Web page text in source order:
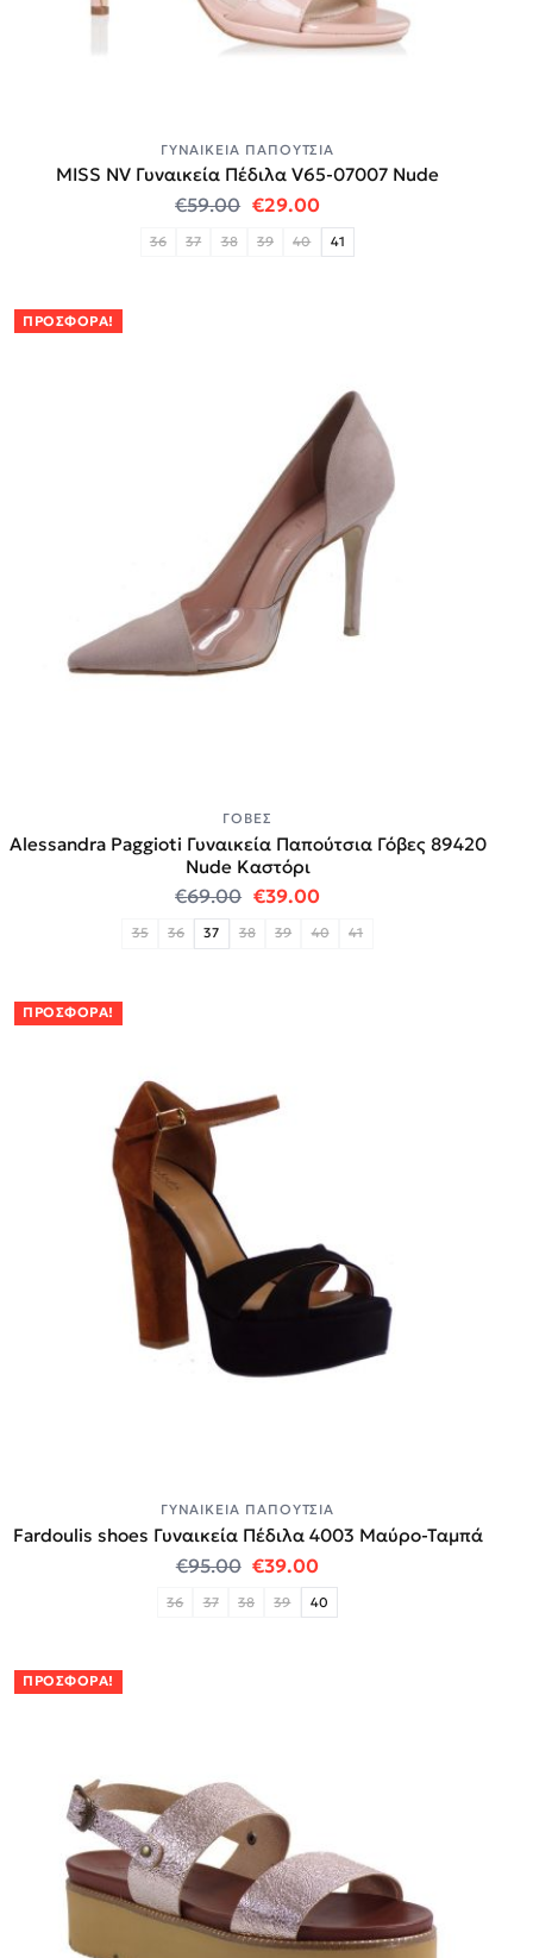
ΓΥΝΑΙΚΕΊΑ ΠΑΠΟΎΤΣΙΑ
MISS NV Γυναικεία Πέδιλα V65-07007 Nude
€59.00 Original price was: €59.00.
€29.00Η τρέχουσα τιμή
36 37 38 39 40 41
ΠΡΟΣΦΟΡΆ!
ΓΌΒΕΣ
Alessandra Paggioti Γυναικεία Παπούτσια Γόβες 89420
Νude Καστόρι
€69.00 Original price was: €69.00.
€39.00Η τρέχουσα τιμή
35 36 37 38 39 40 41
ΠΡΟΣΦΟΡΆ!
ΓΥΝΑΙΚΕΊΑ ΠΑΠΟΎΤΣΙΑ
Fardoulis shoes Γυναικεία Πέδιλα 4003 Μαύρο-Ταμπά
€95.00 Original price was: €95.00.
€39.00Η τρέχουσα τιμή
36 37 38 39 40
ΠΡΟΣΦΟΡΆ!